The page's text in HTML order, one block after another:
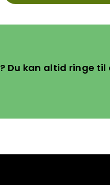
? Du kan altid ringe til